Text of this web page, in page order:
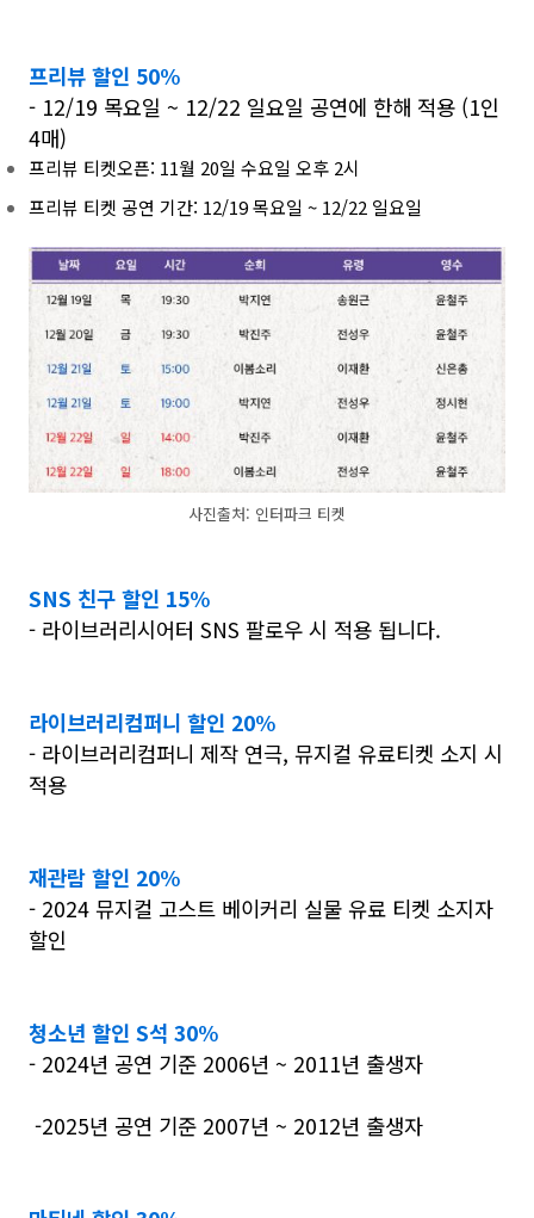
프리뷰 할인 50%
- 12/19 목요일 ~ 12/22 일요일 공연에 한해 적용 (1인
4매)
프리뷰 티켓오픈: 11월 20일 수요일 오후 2시
프리뷰 티켓 공연 기간: 12/19 목요일 ~ 12/22 일요일
사진출처: 인터파크 티켓
SNS 친구 할인 15%
- 라이브러리시어터 SNS 팔로우 시 적용 됩니다.
라이브러리컴퍼니 할인 20%
- 라이브러리컴퍼니 제작 연극, 뮤지컬 유료티켓 소지 시
적용
재관람 할인 20%
- 2024 뮤지컬 고스트 베이커리 실물 유료 티켓 소지자
할인
청소년 할인 S석 30%
- 2024년 공연 기준 2006년 ~ 2011년 출생자
-2025년 공연 기준 2007년 ~ 2012년 출생자